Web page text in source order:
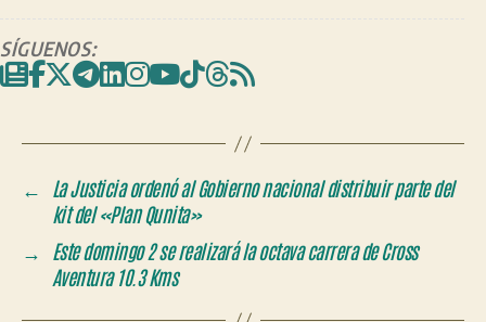
SÍGUENOS:
← La Justicia ordenó al Gobierno nacional distribuir parte del
kit del «Plan Qunita»
→ Este domingo 2 se realizará la octava carrera de Cross
Aventura 10.3 Kms